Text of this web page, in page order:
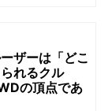
ザーは「どこ
れるクル
の頂点であ